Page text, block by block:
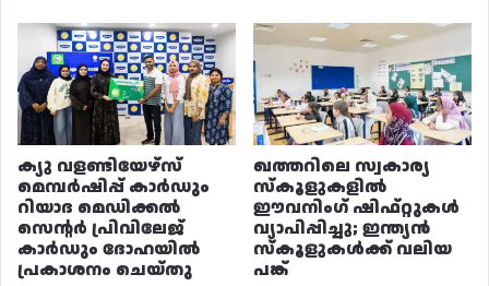
ക്യു വളണ്ടിയേഴ്‌സ്
മെമ്പർഷിപ്പ് കാർഡും
റിയാദ മെഡിക്കൽ
സെന്റർ പ്രിവിലേജ്
കാർഡും ദോഹയിൽ
പ്രകാശനം ചെയ്തു
ഖത്തറിലെ സ്വകാര്യ
സ്കൂളുകളിൽ
ഈവനിംഗ് ഷിഫ്റ്റുകൾ
വ്യാപിപ്പിച്ചു; ഇന്ത്യൻ
സ്കൂളുകൾക്ക് വലിയ
പങ്ക്